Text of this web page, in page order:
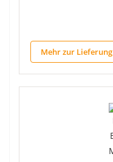
Mehr zur Lieferung